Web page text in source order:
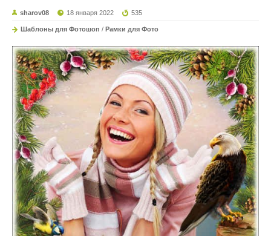
sharov08 18 января 2022 535
Шаблоны для Фотошоп / Рамки для Фото